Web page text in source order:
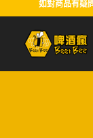
如對商品有疑